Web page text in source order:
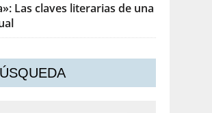
Las claves literarias de una